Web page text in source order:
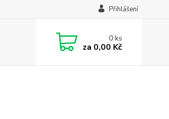
Přihlášení
0ks
za 0,00 Kč